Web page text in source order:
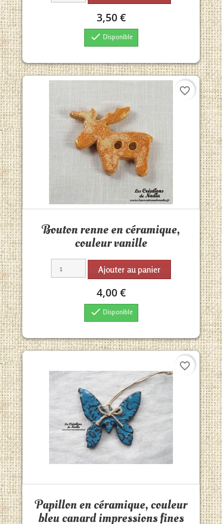
3,50 €
 Disponible
Bouton renne en céramique,
couleur vanille
Ajouter au panier
4,00 €
 Disponible
favorite_border
Papillon en céramique, couleur
bleu canard impressions fines
favorite_border